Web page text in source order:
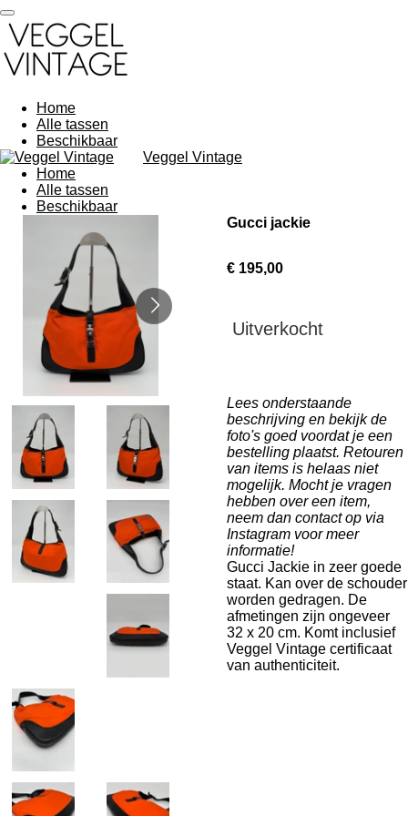
Ga
direct
naar
de
Home
Alle tassen
Beschikbaar
Veggel Vintage
Home
Alle tassen
Beschikbaar
Gucci jackie
€ 195,00
Uitverkocht
Lees onderstaande
beschrijving en bekijk de
foto's goed voordat je een
bestelling plaatst. Retouren
van items is helaas niet
mogelijk. Mocht je vragen
hebben over een item,
neem dan contact op via
Instagram voor meer
informatie!
Gucci Jackie in zeer goede
staat. Kan over de schouder
worden gedragen. De
afmetingen zijn ongeveer
32 x 20 cm. Komt inclusief
Veggel Vintage certificaat
van authenticiteit.